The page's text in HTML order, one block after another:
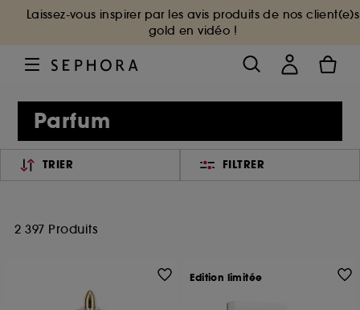
Laissez-vous inspirer par les avis produits de nos client(e)s
gold en vidéo !
Parfum
TRIER FILTRER
2 397 Produits
Edition limitée